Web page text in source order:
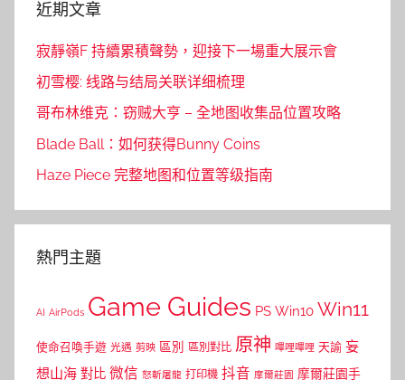
近期文章
寂靜嶺F 持續累積聲勢，迎接下一場重大展示會
初雪樱: 线路与结局关联详细梳理
哥布林维克：窃贼大亨 – 全地图收集品位置攻略
Blade Ball：如何获得Bunny Coins
Haze Piece 完整地图和位置等级指南
熱門主題
AI AirPods Game Guides PS Win10 Win11
使命召喚手遊 光遇 剪映 區別 區別對比 原神 嗶哩嗶哩 天諭 妄
想山海 對比 微信 怒斬屠龍 打印機 抖音 摩爾莊園 摩爾莊園手